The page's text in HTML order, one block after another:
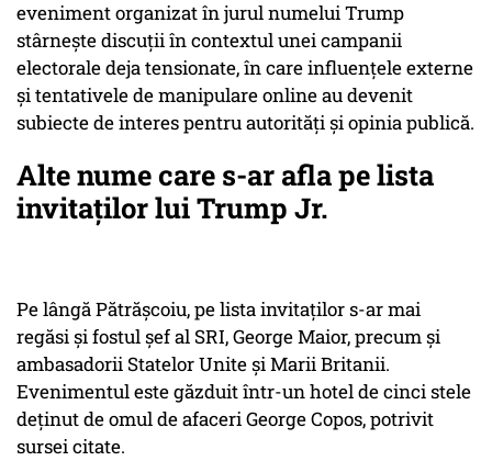
eveniment organizat în jurul numelui Trump
stârnește discuții în contextul unei campanii
electorale deja tensionate, în care influențele externe
și tentativele de manipulare online au devenit
subiecte de interes pentru autorități și opinia publică.
Alte nume care s-ar afla pe lista
invitaților lui Trump Jr.
Pe lângă Pătrășcoiu, pe lista invitaților s-ar mai
regăsi și fostul șef al SRI, George Maior, precum și
ambasadorii Statelor Unite și Marii Britanii.
Evenimentul este găzduit într-un hotel de cinci stele
deținut de omul de afaceri George Copos, potrivit
sursei citate.